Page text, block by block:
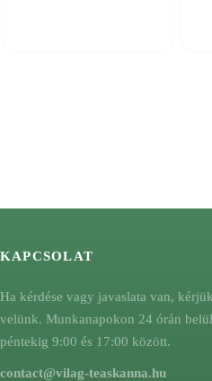
KAPCSOLAT
Ha kérdése vagy javaslata van,
velünk. Munkanapokon 24 órán
péntekig 9:00 és 17:00 között.
contact@vilag-teaskanna.hu